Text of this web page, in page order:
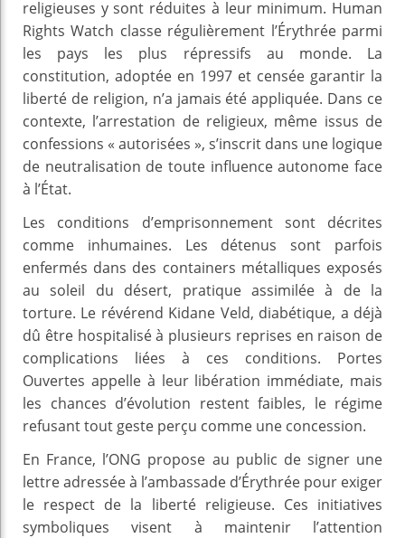
religieuses y sont réduites à leur minimum. Human
Rights Watch classe régulièrement l’Érythrée parmi
les pays les plus répressifs au monde. La
constitution, adoptée en 1997 et censée garantir la
liberté de religion, n’a jamais été appliquée. Dans ce
contexte, l’arrestation de religieux, même issus de
confessions « autorisées », s’inscrit dans une logique
de neutralisation de toute influence autonome face
à l’État.
Les conditions d’emprisonnement sont décrites
comme inhumaines. Les détenus sont parfois
enfermés dans des containers métalliques exposés
au soleil du désert, pratique assimilée à de la
torture. Le révérend Kidane Veld, diabétique, a déjà
dû être hospitalisé à plusieurs reprises en raison de
complications liées à ces conditions. Portes
Ouvertes appelle à leur libération immédiate, mais
les chances d’évolution restent faibles, le régime
refusant tout geste perçu comme une concession.
En France, l’ONG propose au public de signer une
lettre adressée à l’ambassade d’Érythrée pour exiger
le respect de la liberté religieuse. Ces initiatives
symboliques visent à maintenir l’attention